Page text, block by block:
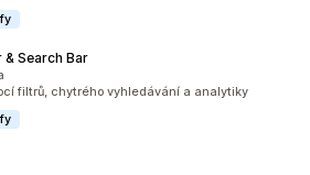
Search Bar
221
filtrů, chytrého vyhledávání a analytiky